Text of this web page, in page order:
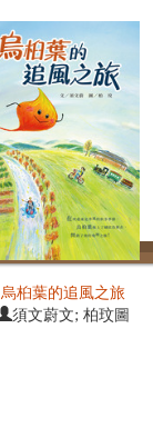
烏桕葉的追風之旅
須文蔚文; 柏玟圖